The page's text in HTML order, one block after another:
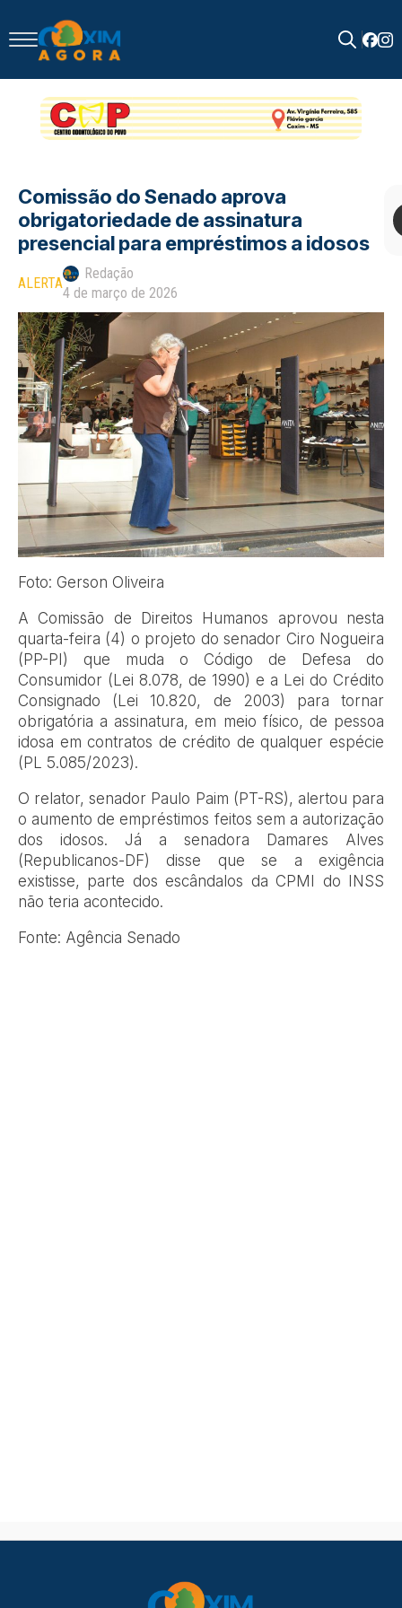
for:
Comissão do Senado aprova
obrigatoriedade de assinatura
presencial para empréstimos a idosos
ALERTA
Redação
4 de março de 2026
Foto: Gerson Oliveira
A Comissão de Direitos Humanos aprovou nesta
quarta-feira (4) o projeto do senador Ciro Nogueira
(PP-PI) que muda o Código de Defesa do
Consumidor (Lei 8.078, de 1990) e a Lei do Crédito
Consignado (Lei 10.820, de 2003) para tornar
obrigatória a assinatura, em meio físico, de pessoa
idosa em contratos de crédito de qualquer espécie
(PL 5.085/2023).
O relator, senador Paulo Paim (PT-RS), alertou para
o aumento de empréstimos feitos sem a autorização
dos idosos. Já a senadora Damares Alves
(Republicanos-DF) disse que se a exigência
existisse, parte dos escândalos da CPMI do INSS
não teria acontecido.
Fonte: Agência Senado